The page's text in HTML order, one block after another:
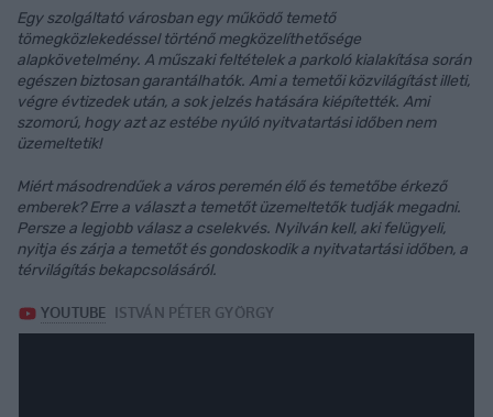
Egy szolgáltató városban egy működő temető
tömegközlekedéssel történő megközelíthetősége
alapkövetelmény. A műszaki feltételek a parkoló kialakítása során
egészen biztosan garantálhatók. Ami a temetői közvilágítást illeti,
végre évtizedek után, a sok jelzés hatására kiépítették. Ami
szomorú, hogy azt az estébe nyúló nyitvatartási időben nem
üzemeltetik!
Miért másodrendűek a város peremén élő és temetőbe érkező
emberek? Erre a választ a temetőt üzemeltetők tudják megadni.
Persze a legjobb válasz a cselekvés. Nyilván kell, aki felügyeli,
nyitja és zárja a temetőt és gondoskodik a nyitvatartási időben, a
térvilágítás bekapcsolásáról.